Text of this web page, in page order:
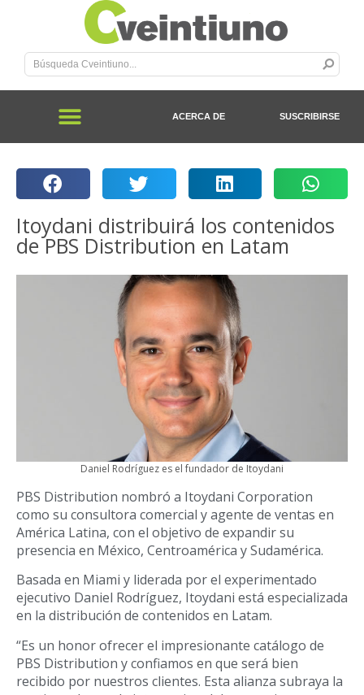
ACERCA DE SUSCRIBIRSE
Itoydani distribuirá los contenidos
de PBS Distribution en Latam
Daniel Rodríguez es el fundador de Itoydani
PBS Distribution nombró a Itoydani Corporation
como su consultora comercial y agente de ventas en
América Latina, con el objetivo de expandir su
presencia en México, Centroamérica y Sudamérica.
Basada en Miami y liderada por el experimentado
ejecutivo Daniel Rodríguez, Itoydani está especializada
en la distribución de contenidos en Latam.
“Es un honor ofrecer el impresionante catálogo de
PBS Distribution y confiamos en que será bien
recibido por nuestros clientes. Esta alianza subraya la